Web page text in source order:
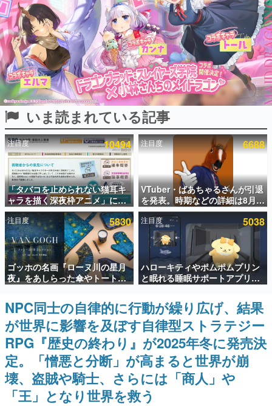
電ファミのいま読まれている記事ランキング
アプリセール情報
インタビュー
連載・特集一覧
殿堂入り記事
SNS拡散数が数千以上！ ページビュー数万以上！ などな
ど。多くの人々に読まれた、電ファミ渾身の“殿堂入り”記
事をまとめました。
ゲームの企画書
名作ゲームクリエイターの方々に製作時のエピソードをお
聞きし、ヒットする企画（ゲーム）とは何か？を探ってい
きます。
赫本
この物語を解いてはいけない。『赫本』は、〈試験問題〉
の形をした短編ホラー小説集です。
新世代に訊く
これからのデジタルゲーム市場を担う若きクリエイター達
の姿を追い、彼らのルーツと情熱を探っていきます。
ゲーム世代の作家たち
ゲームに多大な影響を受けた作家さんに取材し、ゲームが
日本のコンテンツ産業やカルチャーに与えた影響を探る企
画です。
日本モバイルゲーム産業史
日本のモバイルゲーム史における主要なトピック・タイト
ルを網羅するほか、開発者へのインタビューや識者による
解説を掲載。約20年の歴史が一望できる決定版！
いま読まれている記事
注目度 10494
「タバコを止められない猫耳キ
ャラを描く深夜枠アニメ」に視
聴者の一部から批判意見。違法
薬物の使用と思しき描写も含め
て、BPOが議論を交わす
注目度 6688
VTuber・ばあちゃるさんが引退
を発表。時期などの詳細は8月9
日15時からの配信で説明
注目度 5830
ゴッホの名画『ローヌ川の星月
夜』をあしらった傘やトートバ
ッグなどが登場。8月7日21時よ
り2日間限定で予約販売
注目度 5038
ハローキティやポムポムプリン
と眠れる睡眠サポートアプリ
『ゆめたび』が配信中。キャラ
ごとのASMRや目覚ましアラー
ムも搭載
NPC同士の自律的に行動が繰り広げ、結果
が世界に影響を及ぼす自律型ストラテジー
RPG『歴史の終わり』が2025年冬に発売決
定。「憎悪と分断」が高まると世界が崩
壊、盗賊や騎士、さらには「商人」や
「王」となり世界を救う